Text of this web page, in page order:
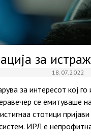
за
18.07.2022
за интересот кој
се
стотици
ИРЛ е